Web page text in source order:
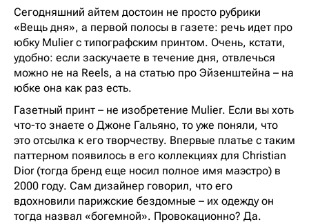
Сегодняшний айтем достоин не просто рубрики
«Вещь дня», а первой полосы в газете: речь идет про
юбку Mulier с типографским принтом. Очень, кстати,
удобно: если заскучаете в течение дня, отвлечься
можно не на Reels, а на статью про Эйзенштейна – на
юбке она как раз есть.
Газетный принт – не изобретение Mulier. Если вы хоть
что-то знаете о Джоне Гальяно, то уже поняли, что
это отсылка к его творчеству. Впервые платье с таким
паттерном появилось в его коллекциях для Christian
Dior (тогда бренд еще носил полное имя маэстро) в
2000 году. Сам дизайнер говорил, что его
вдохновили парижские бездомные – их одежду он
тогда назвал «богемной». Провокационно? Да.